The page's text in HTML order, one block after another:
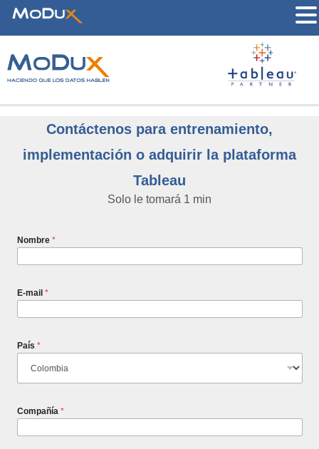
Contáctenos para entrenamiento,
implementación o adquirir la plataforma
Tableau
Solo le tomará 1 min
Nombre *
E-mail *
País *
Compañía *